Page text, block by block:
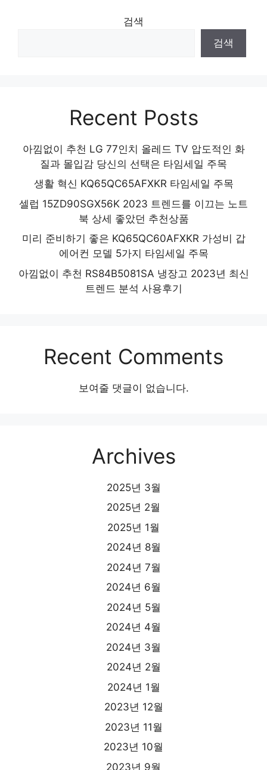
검색
검색
Recent Posts
아낌없이 추천 LG 77인치 올레드 TV 압도적인 화
질과 몰입감 당신의 선택은 타임세일 주목
생활 혁신 KQ65QC65AFXKR 타임세일 주목
셀럽 15ZD90SGX56K 2023 트렌드를 이끄는 노트
북 상세 좋았던 추천상품
미리 준비하기 좋은 KQ65QC60AFXKR 가성비 갑
에어컨 모델 5가지 타임세일 주목
아낌없이 추천 RS84B5081SA 냉장고 2023년 최신
트렌드 분석 사용후기
Recent Comments
보여줄 댓글이 없습니다.
Archives
2025년 3월
2025년 2월
2025년 1월
2024년 8월
2024년 7월
2024년 6월
2024년 5월
2024년 4월
2024년 3월
2024년 2월
2024년 1월
2023년 12월
2023년 11월
2023년 10월
2023년 9월